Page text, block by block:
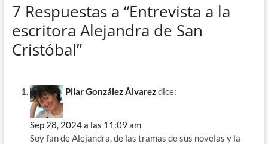
7 Respuestas a “Entrevista a la
escritora Alejandra de San
Cristóbal”
Pilar González Álvarezdice:
Sep 28, 2024 a las 11:09 am
Soy fan de Alejandra, de las tramas de sus novelas y la